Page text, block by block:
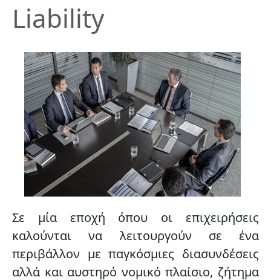
Liability
Σε μία εποχή όπου οι επιχειρήσεις
καλούνται να λειτουργούν σε ένα
περιβάλλον με παγκόσμιες διασυνδέσεις
αλλά και αυστηρό νομικό πλαίσιο, ζήτημα